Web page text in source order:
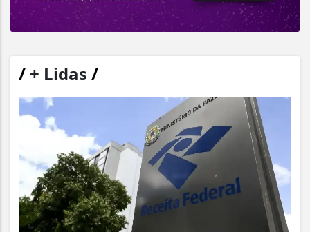
/ + Lidas /